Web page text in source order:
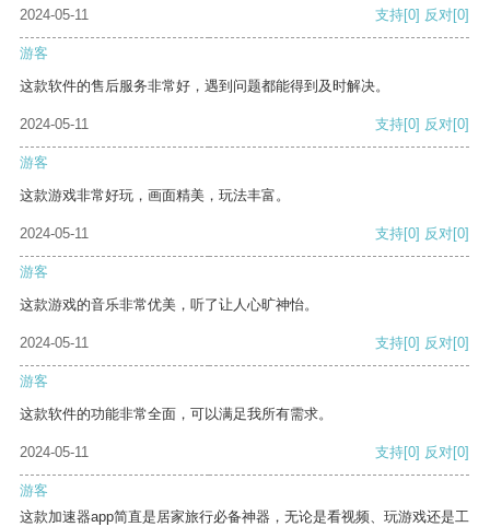
2024-05-11 支持[0] 反对[0]
游客
这款软件的售后服务非常好，遇到问题都能得到及时解决。
2024-05-11 支持[0] 反对[0]
游客
这款游戏非常好玩，画面精美，玩法丰富。
2024-05-11 支持[0] 反对[0]
游客
这款游戏的音乐非常优美，听了让人心旷神怡。
2024-05-11 支持[0] 反对[0]
游客
这款软件的功能非常全面，可以满足我所有需求。
2024-05-11 支持[0] 反对[0]
游客
这款加速器app简直是居家旅行必备神器，无论是看视频、玩游戏还是工